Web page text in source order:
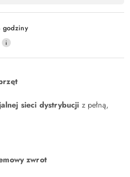
godziny
sieci dystrybucji z pełną,
zwrot